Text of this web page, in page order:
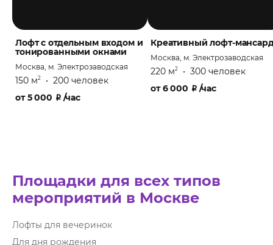
Лофт с отдельным входом и
тонированными окнами
Москва, м. Электрозаводская
150 м2 • 200 человек
от5 000 ₽ /час
Креативный лофт-
Москва, м. Электрозаводская
220 м2 • 300 человек
от6 000 ₽ /час
Площадки для всех типов
мероприятий в Москве
Лофты для вечеринок
Для дня рождения